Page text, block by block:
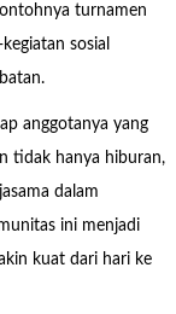
turnamen
sosial
anggotanya yang
tidak hanya hiburan,
dalam
ini menjadi
kuat dari hari ke